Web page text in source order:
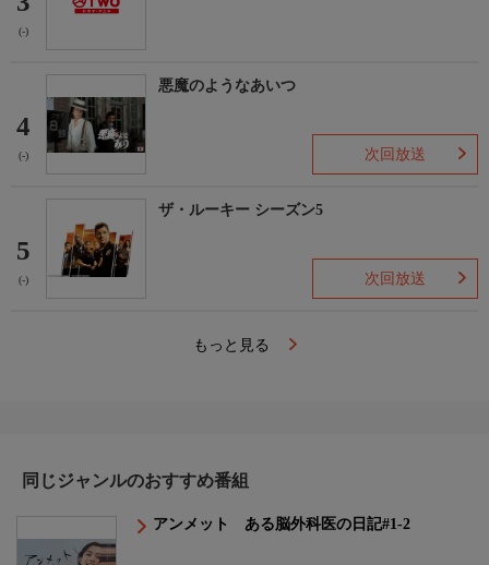
(-)
4
(-)
悪魔のようなあいつ
次回放送
5
(-)
ザ・ルーキー シーズン5
次回放送
もっと見る
同じジャンルのおすすめ番組
アンメット ある脳外科医の日記#1-2